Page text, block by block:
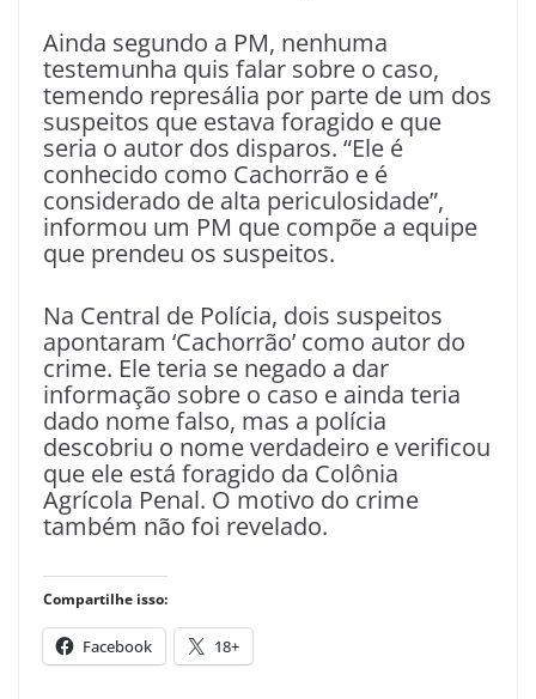
Ainda segundo a PM, nenhuma
testemunha quis falar sobre o caso,
temendo represália por parte de um dos
suspeitos que estava foragido e que
seria o autor dos disparos. “Ele é
conhecido como Cachorrão e é
considerado de alta periculosidade”,
informou um PM que compõe a equipe
que prendeu os suspeitos.
Na Central de Polícia, dois suspeitos
apontaram ‘Cachorrão’ como autor do
crime. Ele teria se negado a dar
informação sobre o caso e ainda teria
dado nome falso, mas a polícia
descobriu o nome verdadeiro e verificou
que ele está foragido da Colônia
Agrícola Penal. O motivo do crime
também não foi revelado.
Compartilhe isso:
Facebook 18+